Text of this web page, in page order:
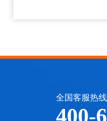
全国客服热线
400-